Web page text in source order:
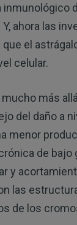
ahora las
el
celular.
más
del daño a
menor
de bajo
y
las
de los